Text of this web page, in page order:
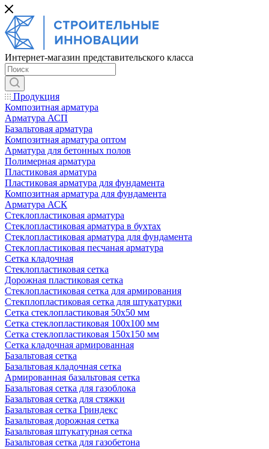
Интернет-магазин представительского класса
Продукция
Композитная арматура
Арматура АСП
Базальтовая арматура
Композитная арматура оптом
Арматура для бетонных полов
Полимерная арматура
Пластиковая арматура
Пластиковая арматура для фундамента
Композитная арматура для фундамента
Арматура АСК
Cтеклопластиковая арматура
Стеклопластиковая арматура в бухтах
Стеклопластиковая арматура для фундамента
Стеклопластиковая песчаная арматура
Сетка кладочная
Стеклопластиковая сетка
Дорожная пластиковая сетка
Стеклопластиковая сетка для армирования
Стекплопластиковая сетка для штукатурки
Сетка стеклопластиковая 50x50 мм
Сетка стеклопластиковая 100x100 мм
Сетка стеклопластиковая 150x150 мм
Сетка кладочная армированная
Базальтовая сетка
Базальтовая кладочная сетка
Армированная базальтовая сетка
Базальтовая сетка для газоблока
Базальтовая сетка для стяжки
Базальтовая сетка Гриндекс
Базальтовая дорожная сетка
Базальтовая штукатурная сетка
Базальтовая сетка для газобетона